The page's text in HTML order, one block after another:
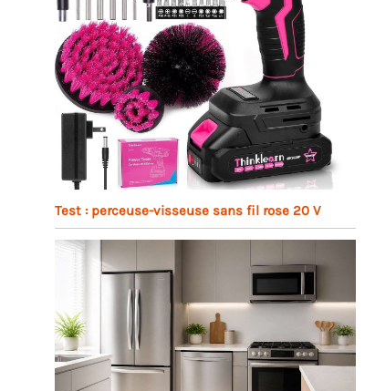
Test : perceuse-visseuse sans fil rose 20 V